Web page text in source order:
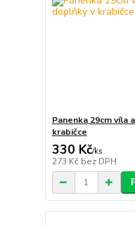
Panenka 29cm víla
krabičce
330 Kč/ks
273 Kč bez DPH